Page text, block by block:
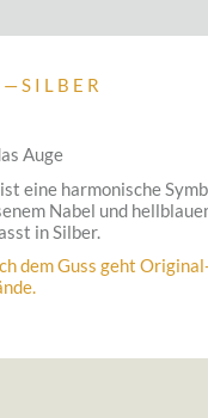
S I L B E R
Auge
eine harmonische
Nabel und
in Silber.
dem Guss geht